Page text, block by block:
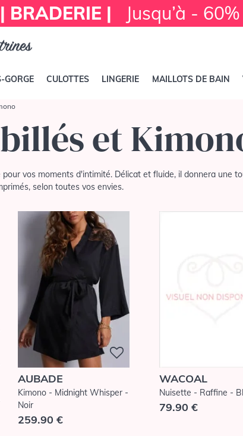
| BRADERIE | Jusqu’à -
GORGE CULOTTES LINGERIE MAILLOTS DE BAIN
et
pour vos moments d'intimité. Délicat et fluide, il donnera une
selon toutes vos envies.
AUBADE
Kimono - Midnight Whisper -
Noir
259.90 €
WACOAL
Nuisette - Raffine -
79.90 €